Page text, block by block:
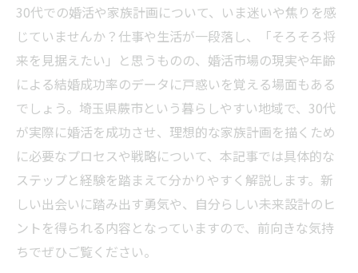
30代での婚活や家族計画について、いま迷いや焦りを感
じていませんか？仕事や生活が一段落し、「そろそろ将
来を見据えたい」と思うものの、婚活市場の現実や年齢
による結婚成功率のデータに戸惑いを覚える場面もある
でしょう。埼玉県蕨市という暮らしやすい地域で、30代
が実際に婚活を成功させ、理想的な家族計画を描くため
に必要なプロセスや戦略について、本記事では具体的な
ステップと経験を踏まえて分かりやすく解説します。新
しい出会いに踏み出す勇気や、自分らしい未来設計のヒ
ントを得られる内容となっていますので、前向きな気持
ちでぜひご覧ください。